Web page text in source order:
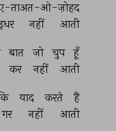
ताअत-ओ-ज़ोहद
नहीं आती
बात जो चुप हूँ
कर नहीं आती
याद करते
हैं
गर नहीं आती